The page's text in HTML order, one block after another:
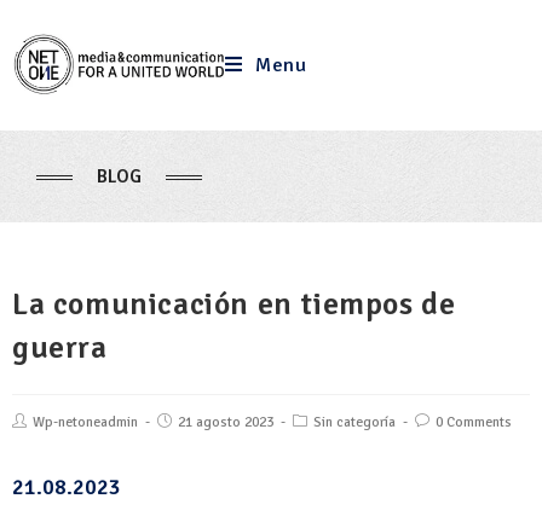
Menu
BLOG
La comunicación en tiempos de
guerra
Wp-netoneadmin 21 agosto 2023 Sin categoría 0 Comments
21.08.2023